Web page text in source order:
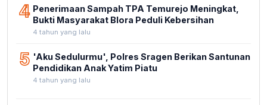
4 Penerimaan Sampah TPA Temurejo Meningkat,
Bukti Masyarakat Blora Peduli Kebersihan
4 tahun yang lalu
5 'Aku Sedulurmu', Polres Sragen Berikan Santunan
Pendidikan Anak Yatim Piatu
4 tahun yang lalu